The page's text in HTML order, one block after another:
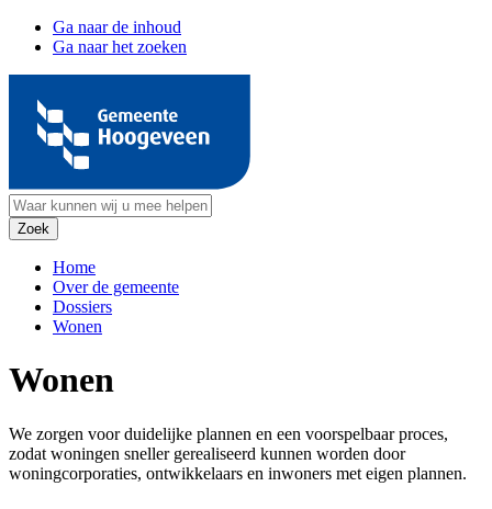
Ga naar de inhoud
Ga naar het zoeken
Home
Over de gemeente
Dossiers
Wonen
Wonen
We zorgen voor duidelijke plannen en een voorspelbaar proces,
zodat woningen sneller gerealiseerd kunnen worden door
woningcorporaties, ontwikkelaars en inwoners met eigen plannen.